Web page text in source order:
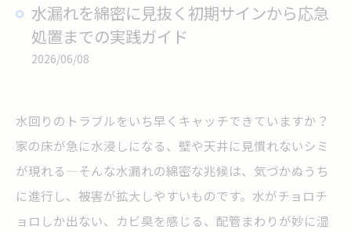
水漏れを綿密に見抜く初期サインから応急
処置までの実践ガイド
2026/06/08
水回りのトラブルをいち早くキャッチできていますか？
家の床が急に水浸しになる、壁や天井に見慣れないシミ
が現れる—そんな水漏れの綿密な兆候は、気づかぬうち
に進行し、被害が拡大しやすいものです。水がチョロチ
ョロしか出ない、カビ臭を感じる、配管まわりが妙に湿